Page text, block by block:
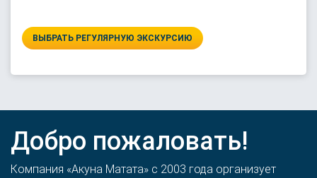
ВЫБРАТЬ РЕГУЛЯРНУЮ ЭКСКУРСИЮ
Добро пожаловать!
Компания «Акуна Матата» с 2003 года организует